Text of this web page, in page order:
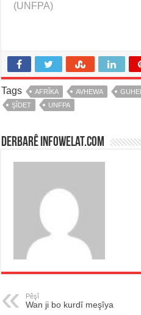
(UNFPA)
Tags AFRÎKA AVHEWA
ŞÎDET
UNFPA
Derbarê infowelat.com
Pêşî
Wan ji bo kurdî meşîya